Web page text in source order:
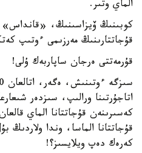
الماي وتىر.
كوبىنىڭ ۆيزاسىنىڭ، «قانداس»
قۇجاتتارىنىڭ مەرزىمى ءوتىپ
قۇرمەتتى ەرجان ساپاربەك ۇلى!
اتاجۇرتىنا ورالىپ، سىزدەر
كەسىرىنەن قۇجاتتانا الماي
قۇجاتتانا الماسا، وندا ولاردىڭ
كەرەك دەپ ويلايسىز؟!